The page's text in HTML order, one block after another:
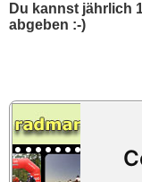
Du kannst jährlich
abgeben :-)